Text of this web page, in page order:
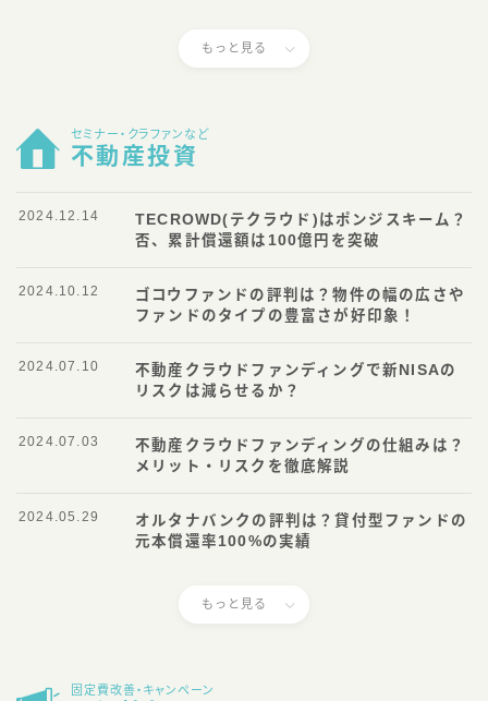
もっと見る
セミナー・クラファンなど
不動産投資
TECROWD(テクラウド)はポンジスキーム？
否、累計償還額は100億円を突破
2024.12.14
ゴコウファンドの評判は？物件の幅の広さや
ファンドのタイプの豊富さが好印象！
2024.10.12
不動産クラウドファンディングで新NISAの
リスクは減らせるか？
2024.07.10
不動産クラウドファンディングの仕組みは？
メリット・リスクを徹底解説
2024.07.03
オルタナバンクの評判は？貸付型ファンドの
元本償還率100%の実績
2024.05.29
もっと見る
固定費改善・キャンペーン